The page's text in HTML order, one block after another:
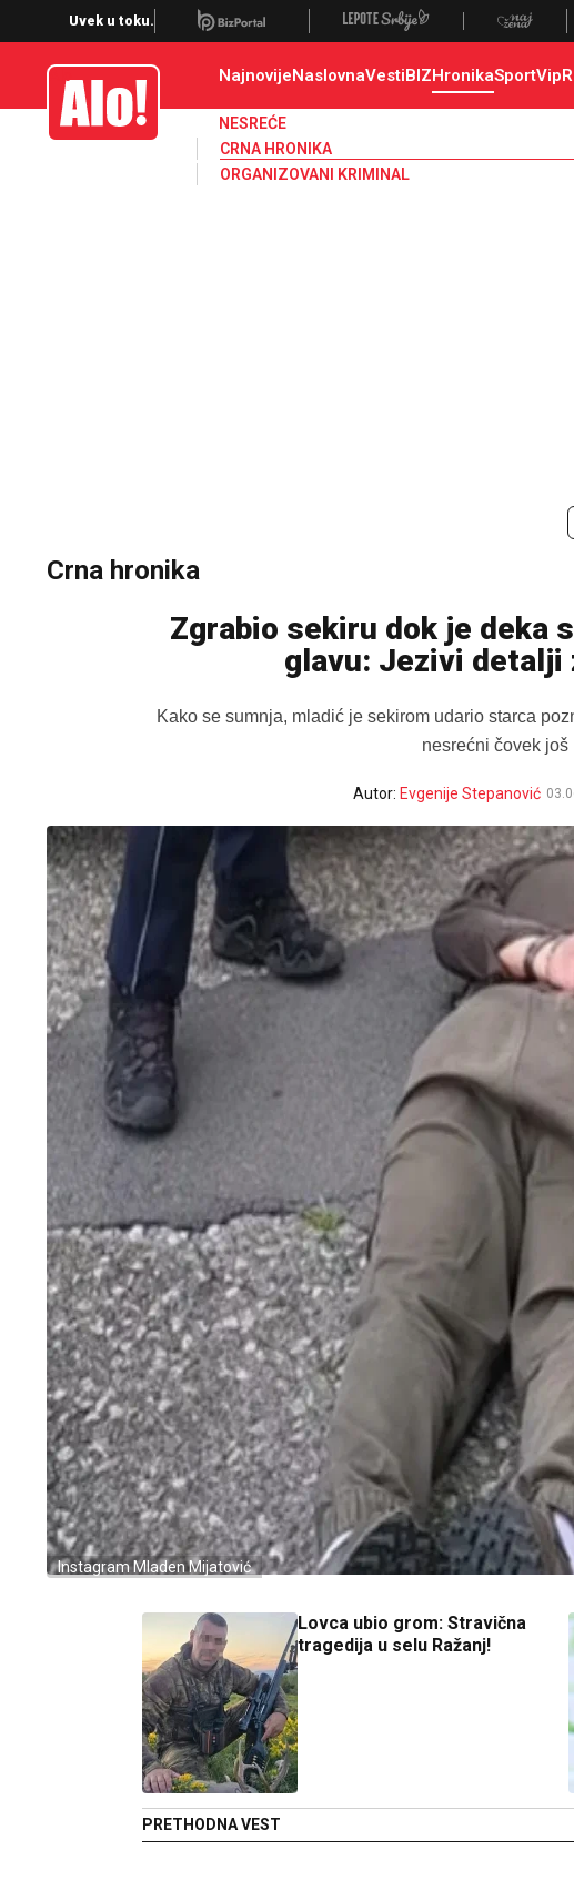
Crna hronika, smrt, ubistvo, likvidacija, krađa, pljačka, hapšenje, policija, poginuli,
Uvek u toku.
Alo NajnovijeNaslovnaVestiBIZHronikaSportVip
NESREĆE
CRNA HRONIKA
ORGANIZOVANI KRIMINAL
Crna hronika
Zgrabio sekiru dok je deka
glavu: Jezivi detalji
Kako se sumnja, mladić je sekirom udario starca
nesrećni čovek još
Autor: Evgenije Stepanović
Instagram Mladen Mijatović
Lovca ubio grom: Stravična
tragedija u selu Ražanj!
PRETHODNA VEST